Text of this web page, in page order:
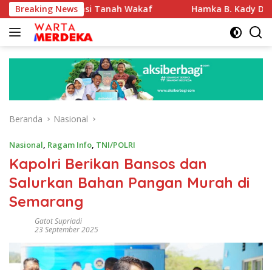
Langsung
ke
konten
Breaking News
Sertifikasi Tanah Wakaf Hamka B. Kady Desak
Beranda Nasional
Nasional, Ragam Info, TNI/POLRI
Kapolri Berikan Bansos dan
Salurkan Bahan Pangan Murah di
Semarang
Gatot Supriadi
23 September 2025